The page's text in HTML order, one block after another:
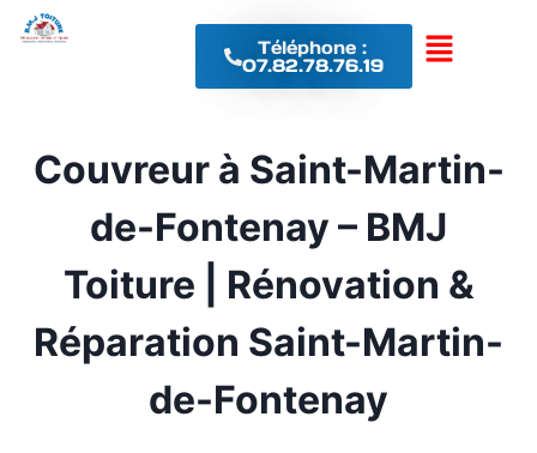
Téléphone :
07.82.78.76.19
Couvreur à Saint-Martin-
de-Fontenay – BMJ
Toiture | Rénovation &
Réparation Saint-Martin-
de-Fontenay